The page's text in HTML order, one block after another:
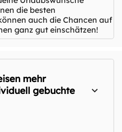
die besten
auch die Chancen auf
ganz gut einschätzen!
mehr
gebuchte